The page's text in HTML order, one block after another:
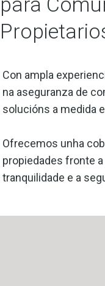
Con ampla
na aseguranza de
solucións a medida
Ofrecemos unha
propiedades fronte
tranquilidade e a